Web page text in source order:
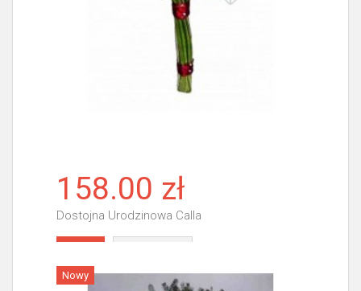
158.00 zł
Dostojna Urodzinowa Calla
Nowy